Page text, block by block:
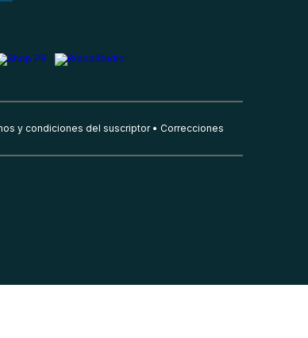
y condiciones del suscriptor Correcciones